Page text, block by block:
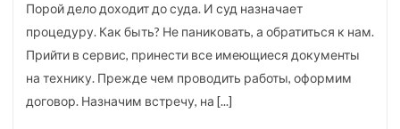
Порой дело доходит до суда. И суд назначает
процедуру. Как быть? Не паниковать, а обратиться к нам.
Прийти в сервис, принести все имеющиеся документы
на технику. Прежде чем проводить работы, оформим
договор. Назначим встречу, на [...]